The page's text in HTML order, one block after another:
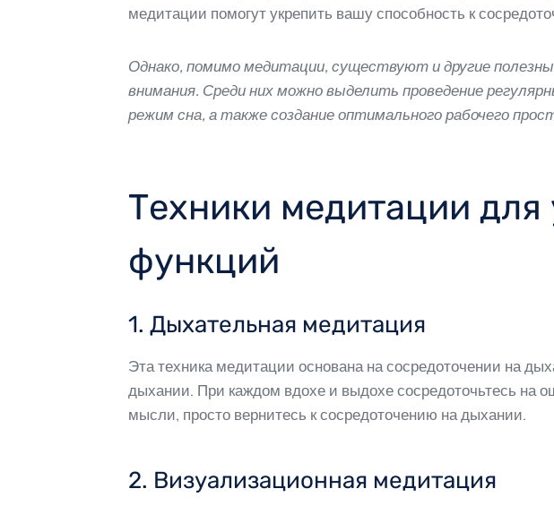
медитации помогут укрепить вашу способность к
Однако, помимо медитации, существуют и другие
внимания. Среди них можно выделить проведение
режим сна, а также создание оптимального рабочего
Техники медитации
функций
1. Дыхательная медитация
Эта техника медитации основана на сосредоточении на
дыхании. При каждом вдохе и выдохе сосредоточьтесь на
мысли, просто вернитесь к сосредоточению на дыхании.
2. Визуализационная медитация